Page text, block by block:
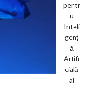
pentr
u
Inteli
genț
ă
Artifi
cială
al